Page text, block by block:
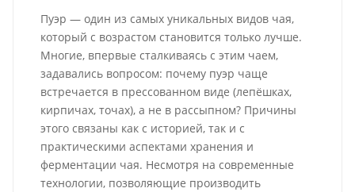
Пуэр — один из самых уникальных видов чая,
который с возрастом становится только лучше.
Многие, впервые сталкиваясь с этим чаем,
задавались вопросом: почему пуэр чаще
встречается в прессованном виде (лепёшках,
кирпичах, точах), а не в рассыпном? Причины
этого связаны как с историей, так и с
практическими аспектами хранения и
ферментации чая. Несмотря на современные
технологии, позволяющие производить